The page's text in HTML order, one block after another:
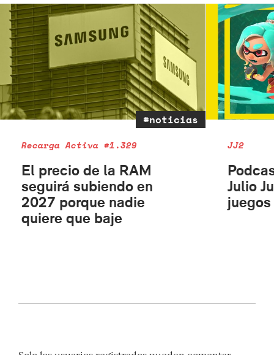
#noticias
Recarga Activa #1.329
El precio de la RAM
seguirá subiendo en
2027 porque nadie
quiere que baje
JJ2
Julio